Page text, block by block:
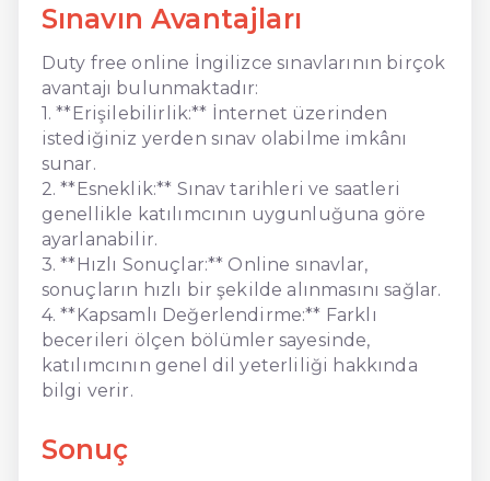
Sınavın Avantajları
Duty free online İngilizce sınavlarının birçok
avantajı bulunmaktadır:
1. **Erişilebilirlik:** İnternet üzerinden
istediğiniz yerden sınav olabilme imkânı
sunar.
2. **Esneklik:** Sınav tarihleri ve saatleri
genellikle katılımcının uygunluğuna göre
ayarlanabilir.
3. **Hızlı Sonuçlar:** Online sınavlar,
sonuçların hızlı bir şekilde alınmasını sağlar.
4. **Kapsamlı Değerlendirme:** Farklı
becerileri ölçen bölümler sayesinde,
katılımcının genel dil yeterliliği hakkında
bilgi verir.
Sonuç